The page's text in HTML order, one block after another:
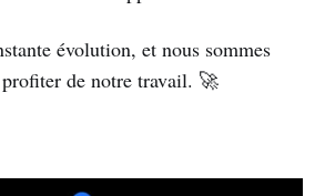
évolution, et nous sommes
de notre travail. 🚀